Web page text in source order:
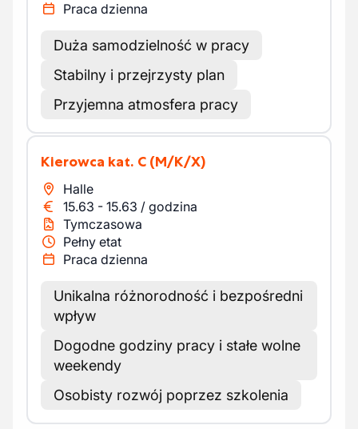
Praca dzienna
Duża samodzielność w pracy
Stabilny i przejrzysty plan
Przyjemna atmosfera pracy
Kierowca kat. C (M/K/X)
Halle
15.63 - 15.63 / godzina
Tymczasowa
Pełny etat
Praca dzienna
Unikalna różnorodność i bezpośredni
wpływ
Dogodne godziny pracy i stałe wolne
weekendy
Osobisty rozwój poprzez szkolenia